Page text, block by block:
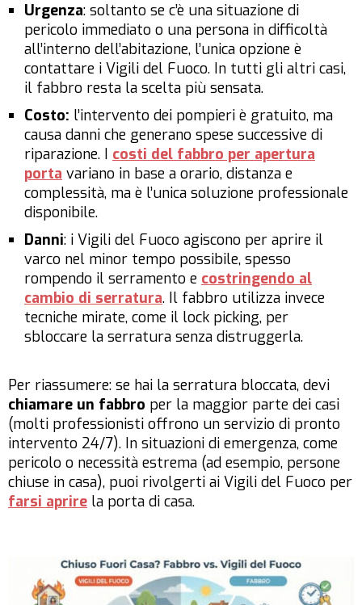
Urgenza: soltanto se c’è una situazione di
pericolo immediato o una persona in difficoltà
all’interno dell’abitazione, l’unica opzione è
contattare i Vigili del Fuoco. In tutti gli altri casi,
il fabbro resta la scelta più sensata.
Costo: l’intervento dei pompieri è gratuito, ma
causa danni che generano spese successive di
riparazione. I costi del fabbro per apertura
porta variano in base a orario, distanza e
complessità, ma è l’unica soluzione professionale
disponibile.
Danni: i Vigili del Fuoco agiscono per aprire il
varco nel minor tempo possibile, spesso
rompendo il serramento e costringendo al
cambio di serratura. Il fabbro utilizza invece
tecniche mirate, come il lock picking, per
sbloccare la serratura senza distruggerla.
Per riassumere: se hai la serratura bloccata, devi
chiamare un fabbro per la maggior parte dei casi
(molti professionisti offrono un servizio di pronto
intervento 24/7). In situazioni di emergenza, come
pericolo o necessità estrema (ad esempio, persone
chiuse in casa), puoi rivolgerti ai Vigili del Fuoco per
farsi aprire la porta di casa.